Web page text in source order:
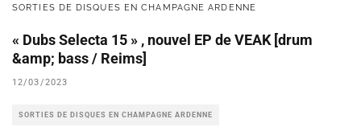
SORTIES DE DISQUES EN CHAMPAGNE ARDENNE
« Dubs Selecta 15 » , nouvel EP de VEAK [drum
&amp; bass / Reims]
12/03/2023
SORTIES DE DISQUES EN CHAMPAGNE ARDENNE